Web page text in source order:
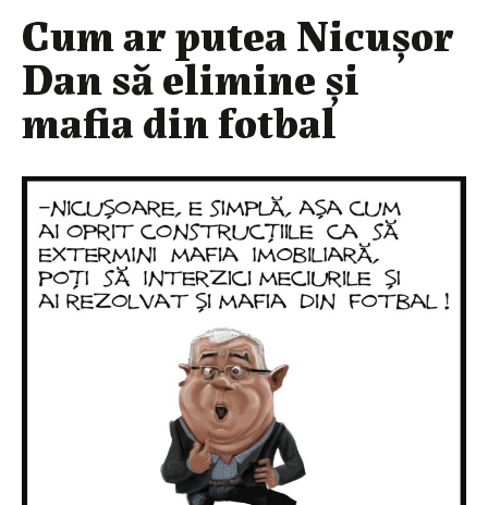
Cum ar putea Nicușor
Dan să elimine și
mafia din fotbal